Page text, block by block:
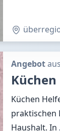
Angebot
Küchen
praktischen
Haushalt. In